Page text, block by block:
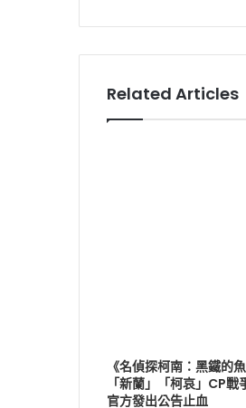
Related Articles
《名偵探柯南：黑鐵的
「新蘭」「柯哀」CP
官方發出公告止血